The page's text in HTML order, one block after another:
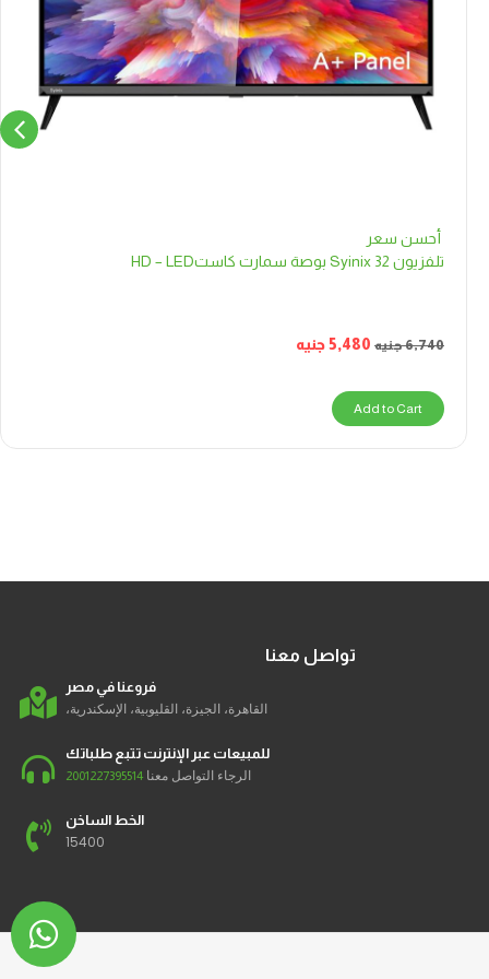
أحسن سعر
تلفزيون Syinix 32 بوصة سمارت كاستHD – LED
6,740جنيه 5,480جنيه
Add to Cart
تواصل معنا
فروعنا في مصر
القاهرة، الجيزة، القليوبية، الإسكندرية،
للمبيعات عبر الإنترنت تتبع طلباتك
الرجاء التواصل معنا 2001227395514
الخط الساخن
15400